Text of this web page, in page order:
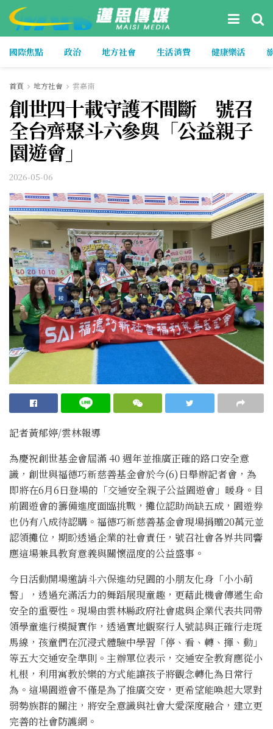
國際焦點 政治 地方社會 生活消費 健康樂活
首頁 地方社會 雲嘉南
創世四十載守護不間斷 號召
全台齊聚斗六參與「公益親子
園遊會」
2026-05-06
記者黃郁婷/雲林報導
為慶祝創世基金會屆滿 40 週年並推廣正確的路口安全意
識，創世與福德巧新慈善基金會於今(6)日舉辦記者會，為
即將在6月6日登場的「交通安全親子公益園遊會」暖身。目
前園遊會的籌備進度面臨挑戰，攤位認助尚缺五成，園遊券
也仍有八成待認購。福德巧新慈善基金會現場捐贈20萬元並
認領攤位，期盼透過企業的社會責任，號召社會各界共同響
應這場兼具教育意義與關懷溫度的公益盛事。
今日活動開場邀請斗六保進幼兒園的小朋友化身「小小萌
警」，透過充滿活力的舞蹈展現童趣，更藉此機會傳遞生命
安全的重要性。現場由雲林縣政府社會處與企業代表共同帶
領學童進行模擬實作，透過實地觀察行人號誌與正確行走斑
馬線，孩童們在沉浸式體驗中學習「停、看、轉、揮、動」
等五大交通安全準則。主辦單位表示，交通安全教育應從小
札根，利用寓教於樂的方式能讓孩子將觀念轉化為日常行
為。這場園遊會不僅是為了推廣交安，更希望能喚起大眾對
弱勢族群的關注，將安全意識與社會大愛深度融合，建立更
完善的社會防護網。